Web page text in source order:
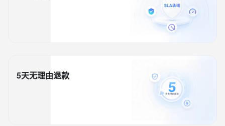
5天无理由退款